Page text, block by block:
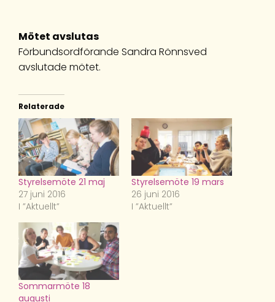
Mötet avslutas
Förbundsordförande Sandra Rönnsved
avslutade mötet.
Relaterade
Styrelsemöte 21 maj
27 juni 2016
I ”Aktuellt”
Styrelsemöte 19 mars
26 juni 2016
I ”Aktuellt”
Sommarmöte 18
augusti